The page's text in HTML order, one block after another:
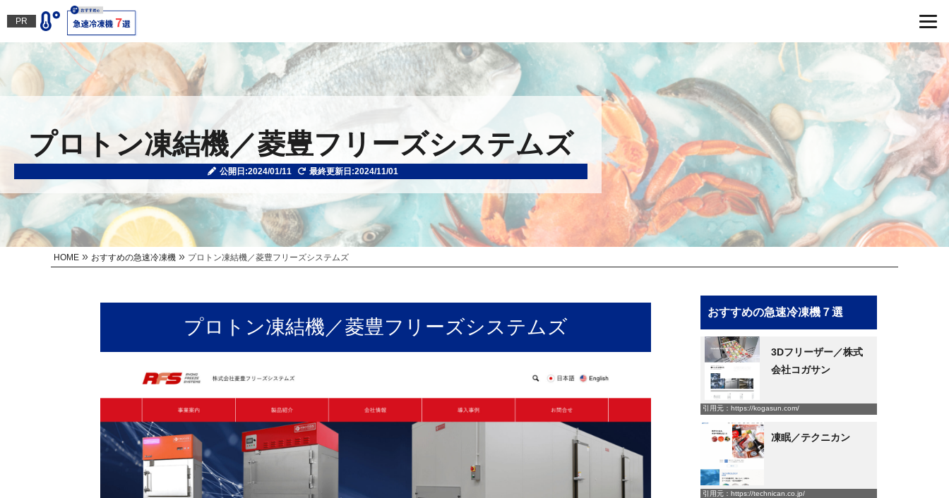
PR
プロトン凍結機／菱豊フリーズシステムズ
公開日:2024/01/11 最終更新日:2024/11/01
HOME » おすすめの急速冷凍機 » プロトン凍結機／菱豊フリーズシステムズ
プロトン凍結機／菱豊フリーズシステムズ
おすすめの急速冷凍機７選
3Dフリーザー／株式
会社コガサン
引用元：https://kogasun.com/
凍眠／テクニカン
引用元：https://technican.co.jp/